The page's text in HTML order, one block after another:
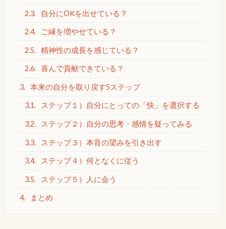
2.3. 自分にOKを出せている？
2.4. ご縁を増やせている？
2.5. 精神性の成長を感じている？
2.6. 喜んで貢献できている？
3. 本来の自分を取り戻す5ステップ
3.1. ステップ１）自分にとっての「快」を選択する
3.2. ステップ２）自分の思考・感情を疑ってみる
3.3. ステップ３）本音の望みを引き出す
3.4. ステップ４）何となくに従う
3.5. ステップ５）人に会う
4. まとめ